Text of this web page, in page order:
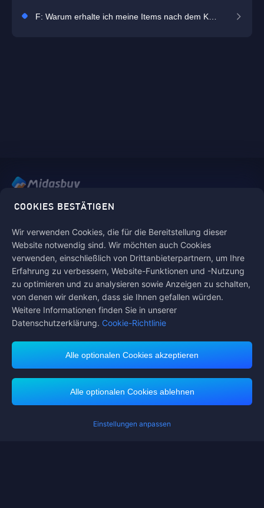
COOKIES BESTÄTIGEN
Wir verwenden Cookies, die für die Bereitstellung dieser
Website notwendig sind. Wir möchten auch Cookies
verwenden, einschließlich von Drittanbieterpartnern, um Ihre
Erfahrung zu verbessern, Website-Funktionen und -Nutzung
zu optimieren und zu analysieren sowie Anzeigen zu schalten,
von denen wir denken, dass sie Ihnen gefallen würden.
Weitere Informationen finden Sie in unserer
Datenschutzerklärung. Cookie-Richtlinie
Alle optionalen Cookies akzeptieren
Alle optionalen Cookies ablehnen
Einstellungen anpassen
Midasbuy ist der offizielle Auflade-Shop von Tencent. Sicher,
Midasbuy unterstützt Zahlungsmethoden
Wenn Sie Hilfe benötigen, kontaktieren Sie uns bitte, indem Sie auf
"Kundenservice" klicken, um mit uns in Kontakt zu treten.
Kundendienst